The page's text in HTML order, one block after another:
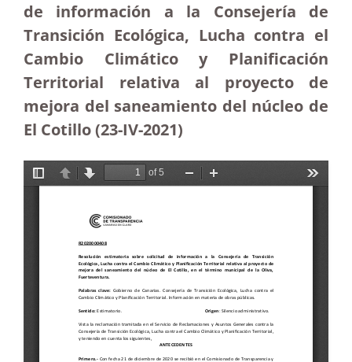
de información a la Consejería de
Transición Ecológica, Lucha contra el
Cambio Climático y Planificación
Territorial relativa al proyecto de
mejora del saneamiento del núcleo de
El Cotillo (23-IV-2021)